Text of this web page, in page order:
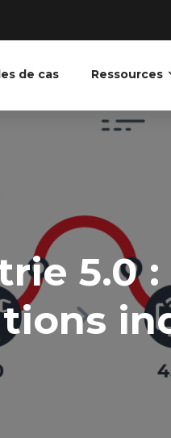
de cas Ressources
5.0 :